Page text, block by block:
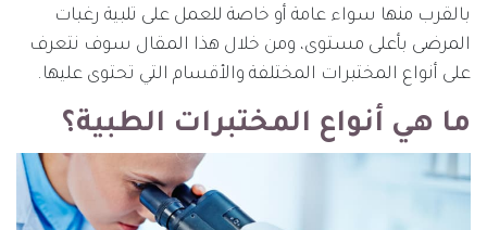
بالقرب منها سواء عامة أو خاصة للعمل على تلبية رغبات
المرضى بأعلى مستوى، ومن خلال هذا المقال سوف نتعرف
على أنواع المختبرات المختلفة والأقسام التي تحتوى عليها.
ما هي أنواع المختبرات الطبية؟